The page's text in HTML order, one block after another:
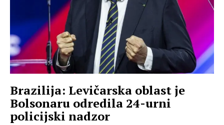
Brazilija: Levičarska oblast je
Bolsonaru odredila 24-urni
policijski nadzor